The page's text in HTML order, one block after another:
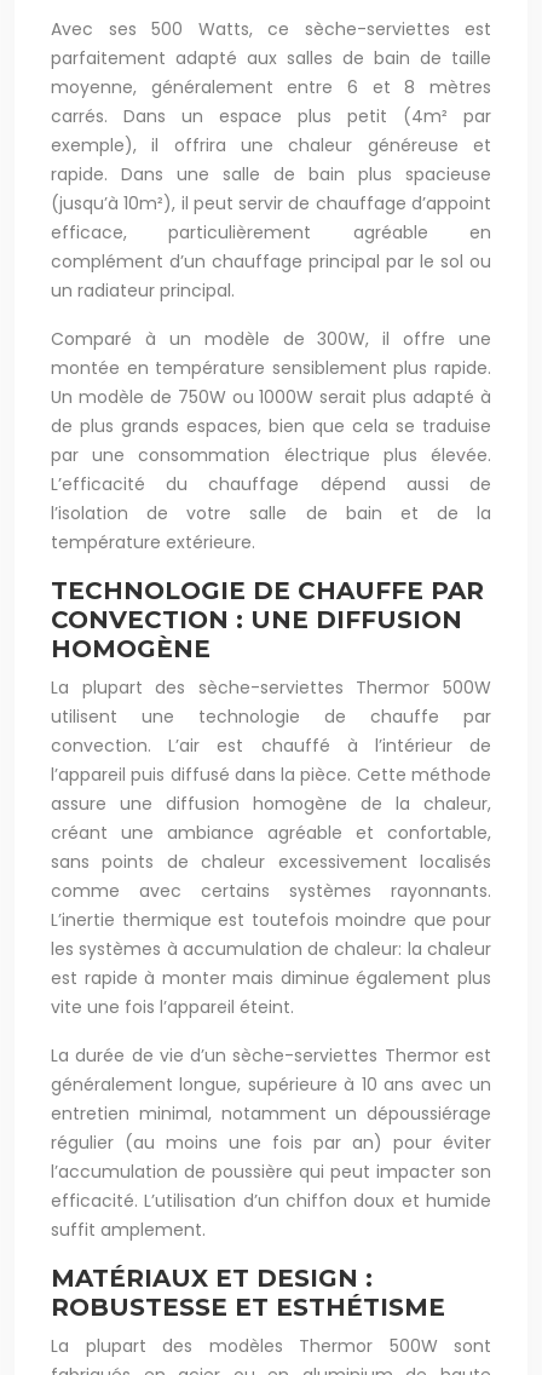
Avec ses 500 Watts, ce sèche-serviettes est
parfaitement adapté aux salles de bain de taille
moyenne, généralement entre 6 et 8 mètres
carrés. Dans un espace plus petit (4m² par
exemple), il offrira une chaleur généreuse et
rapide. Dans une salle de bain plus spacieuse
(jusqu’à 10m²), il peut servir de chauffage d’appoint
efficace, particulièrement agréable en
complément d’un chauffage principal par le sol ou
un radiateur principal.
Comparé à un modèle de 300W, il offre une
montée en température sensiblement plus rapide.
Un modèle de 750W ou 1000W serait plus adapté à
de plus grands espaces, bien que cela se traduise
par une consommation électrique plus élevée.
L’efficacité du chauffage dépend aussi de
l’isolation de votre salle de bain et de la
température extérieure.
TECHNOLOGIE DE CHAUFFE PAR
CONVECTION : UNE DIFFUSION
HOMOGÈNE
La plupart des sèche-serviettes Thermor 500W
utilisent une technologie de chauffe par
convection. L’air est chauffé à l’intérieur de
l’appareil puis diffusé dans la pièce. Cette méthode
assure une diffusion homogène de la chaleur,
créant une ambiance agréable et confortable,
sans points de chaleur excessivement localisés
comme avec certains systèmes rayonnants.
L’inertie thermique est toutefois moindre que pour
les systèmes à accumulation de chaleur: la chaleur
est rapide à monter mais diminue également plus
vite une fois l’appareil éteint.
La durée de vie d’un sèche-serviettes Thermor est
généralement longue, supérieure à 10 ans avec un
entretien minimal, notamment un dépoussiérage
régulier (au moins une fois par an) pour éviter
l’accumulation de poussière qui peut impacter son
efficacité. L’utilisation d’un chiffon doux et humide
suffit amplement.
MATÉRIAUX ET DESIGN :
ROBUSTESSE ET ESTHÉTISME
La plupart des modèles Thermor 500W sont